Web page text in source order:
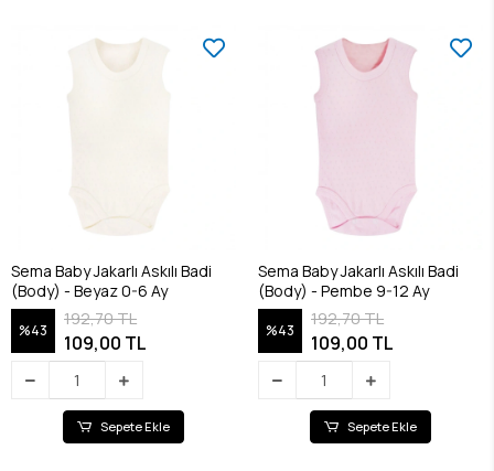
Sema Baby Jakarlı Askılı Badi
(Body) - Beyaz 0-6 Ay
%43
192,70 TL
109,00 TL
Sepete Ekle
Sema Baby Jakarlı Askılı Badi
(Body) - Pembe 9-12 Ay
%43
192,70 TL
109,00 TL
Sepete Ekle